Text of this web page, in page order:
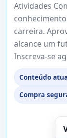
Atividades
carreira.
alcance um
Inscreva-se
Conteúdo
Compra